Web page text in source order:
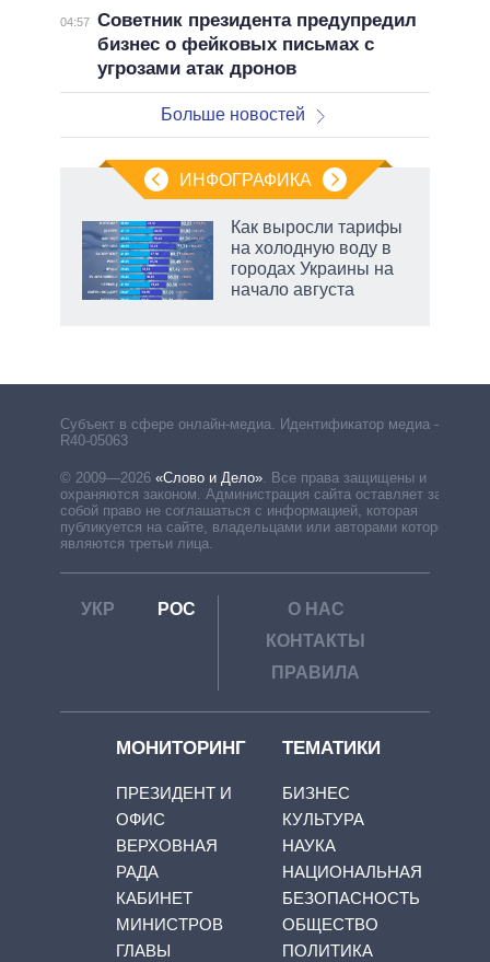
04:57 Советник президента предупредил
бизнес о фейковых письмах с
угрозами атак дронов
Больше новостей
ИНФОГРАФИКА
Как выросли тарифы
на холодную воду в
городах Украины на
начало августа
Субъект в сфере онлайн-медиа. Идентификатор медиа –
R40-05063
© 2009—2026 «Слово и Дело». Все права защищены и
охраняются законом. Администрация сайта оставляет за
собой право не соглашаться с информацией, которая
публикуется на сайте, владельцами или авторами которой
являются третьи лица.
УКР РОС
О НАС
КОНТАКТЫ
ПРАВИЛА
МОНИТОРИНГ
ПРЕЗИДЕНТ И
ОФИС
ВЕРХОВНАЯ
РАДА
КАБИНЕТ
МИНИСТРОВ
ГЛАВЫ
ТЕМАТИКИ
БИЗНЕС
КУЛЬТУРА
НАУКА
НАЦИОНАЛЬНАЯ
БЕЗОПАСНОСТЬ
ОБЩЕСТВО
ПОЛИТИКА